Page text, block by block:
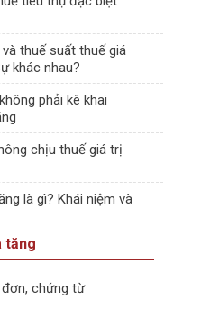
thuế suất thuế giá
khác nhau?
phải kê khai
chịu thuế giá trị
là gì? Khái niệm và
tăng
chứng từ